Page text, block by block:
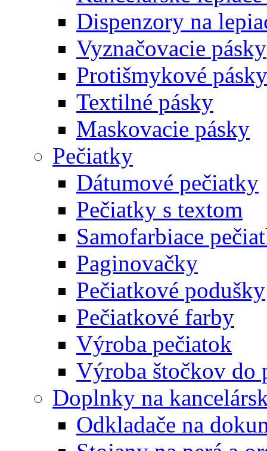
Dispenzory na
Vyznačovacie pásky
Protišmykové pásky
Textilné pásky
Maskovacie pásky
Pečiatky
Dátumové pečiatky
Pečiatky s textom
Samofarbiace
Paginovačky
Pečiatkové podušky
Pečiatkové farby
Výroba pečiatok
Výroba štočkov do
Doplnky na
Odkladače na